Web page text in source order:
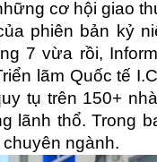
cơ hội giao
phiên bản kỷ
7 vừa rồi,
lãm Quốc tế
tụ trên 150+
lãnh thổ. Trong
ngành.